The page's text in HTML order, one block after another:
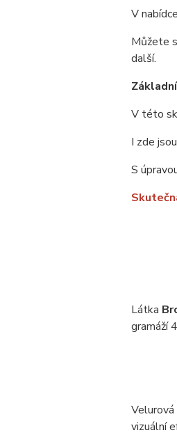
V
Můžete
další.
V této
I zde
S
Látka
gramáží
vizuální